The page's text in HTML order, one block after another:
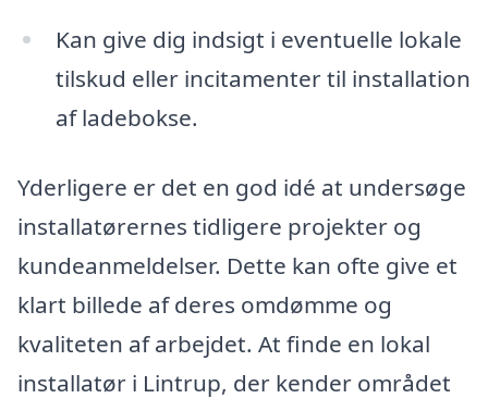
Kan give dig indsigt i eventuelle lokale
tilskud eller incitamenter til installation
af ladebokse.
Yderligere er det en god idé at undersøge
installatørernes tidligere projekter og
kundeanmeldelser. Dette kan ofte give et
klart billede af deres omdømme og
kvaliteten af arbejdet. At finde en lokal
installatør i Lintrup, der kender området